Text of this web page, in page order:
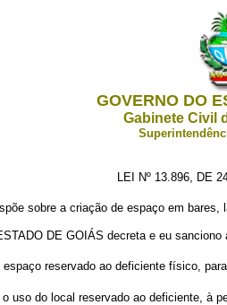
GOVERNO DO
Gabinete Civil
LEI Nº 13.896, DE
sobre a criação de espaço em
DE GOIÁS decreta e eu
reservado ao deficiente físico,
uso do local reservado ao deficiente, à